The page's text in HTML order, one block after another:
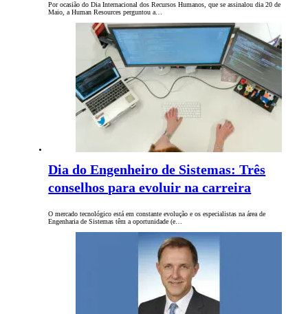
Por ocasião do Dia Internacional dos Recursos Humanos, que se assinalou dia 20 de
Maio, a Human Resources perguntou a…
Dia do Engenheiro de Sistemas: Três
conselhos para evoluir na carreira
O mercado tecnológico está em constante evolução e os especialistas na área de
Engenharia de Sistemas têm a oportunidade (e…